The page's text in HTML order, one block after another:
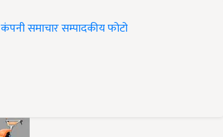
कंपनी समाचारसम्पादकीयफोटो